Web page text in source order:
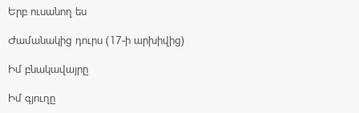
Երբ ուսանող ես
Ժամանակից դուրս (17-ի արխիվից)
Իմ բնակավայրը
Իմ գյուղը